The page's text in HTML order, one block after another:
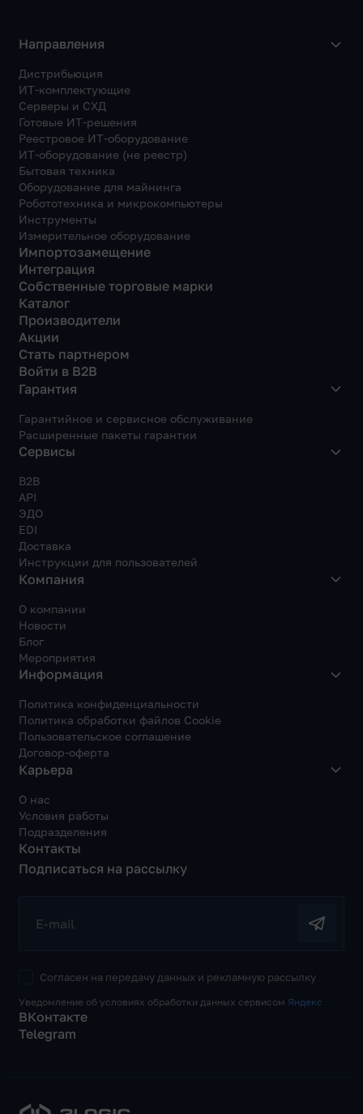
Направления
Дистрибьюция
ИТ-комплектующие
Серверы и СХД
Готовые ИТ-решения
Реестровое ИТ-оборудование
ИТ-оборудование (не реестр)
Бытовая техника
Оборудование для майнинга
Робототехника и микрокомпьютеры
Инструменты
Измерительное оборудование
Импортозамещение
Интеграция
Собственные торговые марки
Каталог
Производители
Акции
Стать партнером
Войти в B2B
Гарантия
Гарантийное и сервисное обслуживание
Расширенные пакеты гарантии
Сервисы
B2B
API
ЭДО
EDI
Доставка
Инструкции для пользователей
Компания
О компании
Новости
Блог
Мероприятия
Информация
Политика конфиденциальности
Политика обработки файлов Cookie
Пользовательское соглашение
Договор-оферта
Карьера
О нас
Условия работы
Подразделения
Контакты
Подписаться на рассылку
E-mail
Согласен на передачу данных и рекламную рассылку
Уведомление об условиях обработки данных сервисом Яндекс
ВКонтакте
Telegram